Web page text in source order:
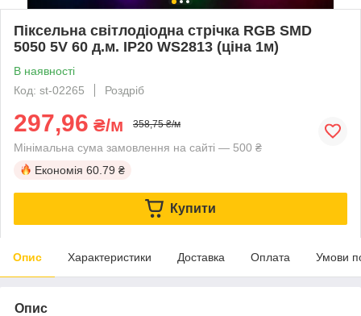
Піксельна світлодіодна стрічка RGB SMD
5050 5V 60 д.м. IP20 WS2813 (ціна 1м)
В наявності
Код: st-02265
Роздріб
297,96 ₴/м 358,75 ₴/м
Мінімальна сума замовлення на сайті — 500 ₴
Економія 60.79 ₴
Купити
Опис Характеристики Доставка Оплата Умови
Опис